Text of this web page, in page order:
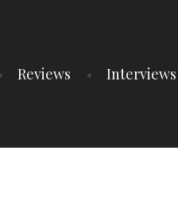
Reviews Interviews